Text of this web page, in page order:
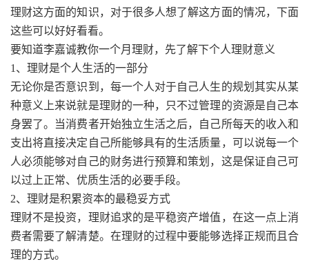
理财这方面的知识，对于很多人想了解这方面的情况，下面
这些可以好好看看。
要知道李嘉诚教你一个月理财，先了解下个人理财意义
1、理财是个人生活的一部分
无论你是否意识到，每一个人对于自己人生的规划其实从某
种意义上来说就是理财的一种，只不过管理的资源是自己本
身罢了。当消费者开始独立生活之后，自己所每天的收入和
支出将直接决定自己所能够具有的生活质量，可以说每一个
人必须能够对自己的财务进行预算和策划，这是保证自己可
以过上正常、优质生活的必要手段。
2、理财是积累资本的最稳妥方式
理财不是投资，理财追求的是平稳资产增值，在这一点上消
费者需要了解清楚。在理财的过程中要能够选择正规而且合
理的方式。